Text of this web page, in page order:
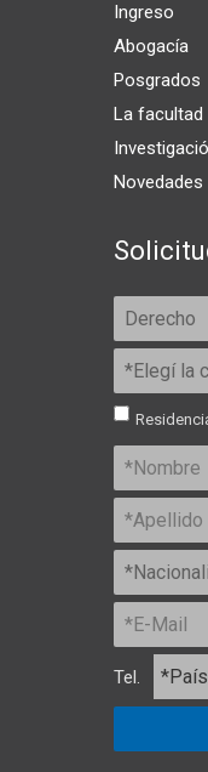
Ingreso
Abogacía
Posgrados
La facultad
Novedades
Tel.